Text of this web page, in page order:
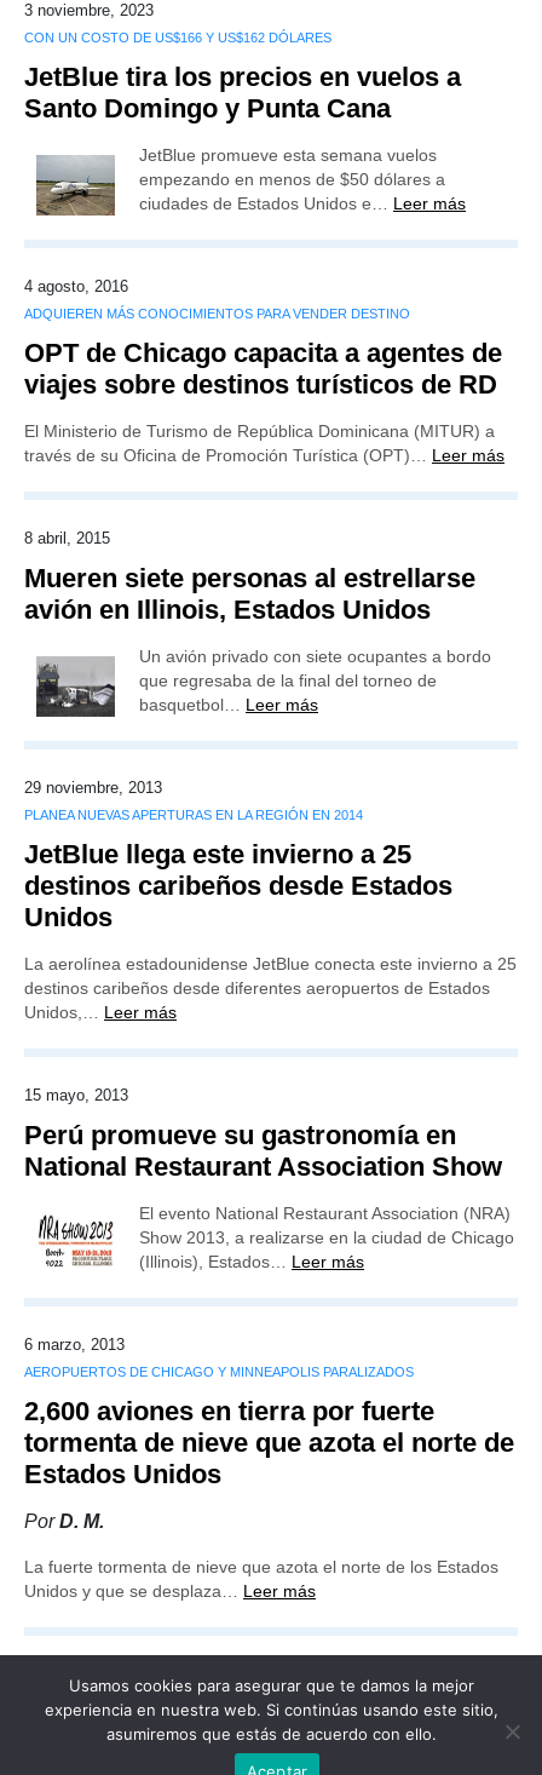
3 noviembre, 2023
CON UN COSTO DE US$166 Y US$162 DÓLARES
JetBlue tira los precios en vuelos a
Santo Domingo y Punta Cana
JetBlue promueve esta semana vuelos
empezando en menos de $50 dólares a
ciudades de Estados Unidos e… Leer más
4 agosto, 2016
ADQUIEREN MÁS CONOCIMIENTOS PARA VENDER DESTINO
OPT de Chicago capacita a agentes de
viajes sobre destinos turísticos de RD
El Ministerio de Turismo de República Dominicana (MITUR) a
través de su Oficina de Promoción Turística (OPT)… Leer más
8 abril, 2015
Mueren siete personas al estrellarse
avión en Illinois, Estados Unidos
Un avión privado con siete ocupantes a bordo
que regresaba de la final del torneo de
basquetbol… Leer más
29 noviembre, 2013
PLANEA NUEVAS APERTURAS EN LA REGIÓN EN 2014
JetBlue llega este invierno a 25
destinos caribeños desde Estados
Unidos
La aerolínea estadounidense JetBlue conecta este invierno a 25
destinos caribeños desde diferentes aeropuertos de Estados
Unidos,… Leer más
15 mayo, 2013
Perú promueve su gastronomía en
National Restaurant Association Show
El evento National Restaurant Association (NRA)
Show 2013, a realizarse en la ciudad de Chicago
(Illinois), Estados… Leer más
6 marzo, 2013
AEROPUERTOS DE CHICAGO Y MINNEAPOLIS PARALIZADOS
2,600 aviones en tierra por fuerte
tormenta de nieve que azota el norte de
Estados Unidos
PorD. M.
La fuerte tormenta de nieve que azota el norte de los Estados
Unidos y que se desplaza… Leer más
Usamos cookies para asegurar que te damos la mejor
experiencia en nuestra web. Si continúas usando este sitio,
asumiremos que estás de acuerdo con ello.
Aceptar
Publicidad Redacción Contacto
Todos los derechos reservados